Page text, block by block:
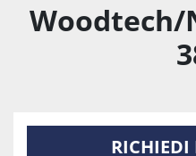
Woodtech/
RICHIEDI